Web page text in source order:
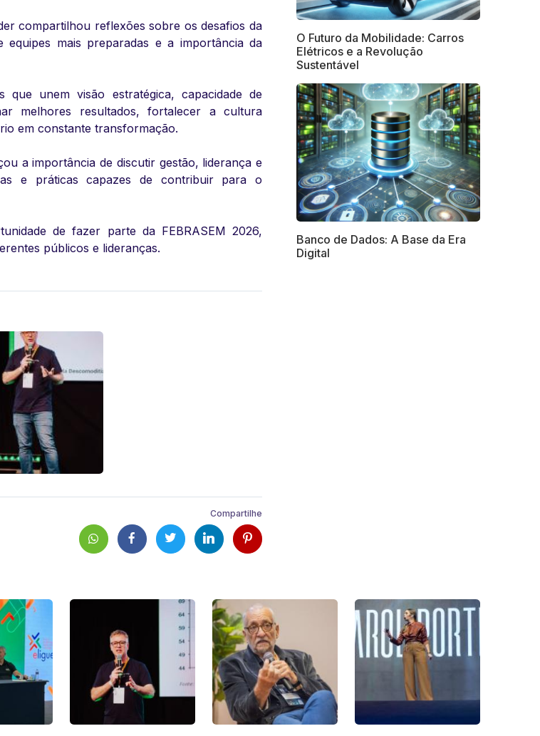
compartilhou reflexões sobre os desafios da
mais preparadas e a importância da
unem visão estratégica, capacidade de
melhores resultados, fortalecer a cultura
em constante transformação.
a importância de discutir gestão, liderança e
e práticas capazes de contribuir para o
de fazer parte da FEBRASEM 2026,
públicos e lideranças.
Compartilhe
O Futuro da Mobilidade: Carros
Elétricos e a Revolução
Sustentável
Banco de Dados: A Base da Era
Digital